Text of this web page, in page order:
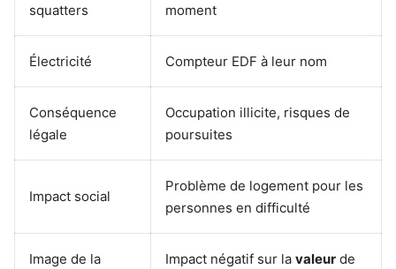
squatters
moment
Électricité Compteur EDF à leur nom
Conséquence
légale
Occupation illicite, risques de
poursuites
Impact social
Problème de logement pour les
personnes en difficulté
Image de la
Impact négatif sur la valeur de